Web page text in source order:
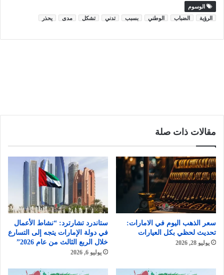
الوسوم
الرؤية الضباب الوطني بسبب تدني تشكل مدى يحذر
مقالات ذات صلة
سعر الذهب اليوم في الامارات:
تحديث لحظي بكل العيارات
يوليو 28, 2026
ستاندرد تشارترد: “نشاط الأعمال
في دولة الإمارات يتجه إلى التسارع
خلال الربع الثالث من عام 2026”
يوليو 6, 2026